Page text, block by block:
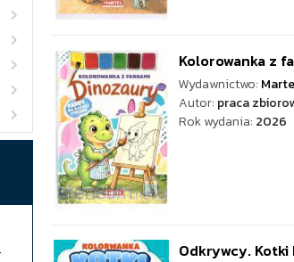
Kolorowanka z
Wydawnictwo:
Autor: praca
Rok wydania: 2026
Odkrywcy.